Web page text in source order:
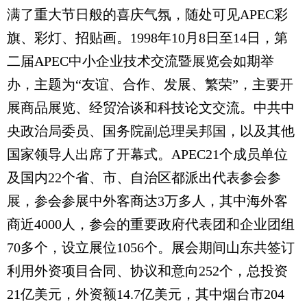
满了重大节日般的喜庆气氛，随处可见APEC彩
旗、彩灯、招贴画。1998年10月8日至14日，第
二届APEC中小企业技术交流暨展览会如期举
办，主题为“友谊、合作、发展、繁荣”，主要开
展商品展览、经贸洽谈和科技论文交流。中共中
央政治局委员、国务院副总理吴邦国，以及其他
国家领导人出席了开幕式。APEC21个成员单位
及国内22个省、市、自治区都派出代表参会参
展，参会参展中外客商达3万多人，其中海外客
商近4000人，参会的重要政府代表团和企业团组
70多个，设立展位1056个。展会期间山东共签订
利用外资项目合同、协议和意向252个，总投资
21亿美元，外资额14.7亿美元，其中烟台市204